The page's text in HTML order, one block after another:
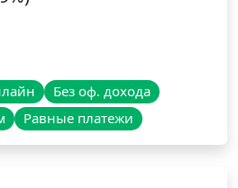
Без оф. дохода
Равные платежи